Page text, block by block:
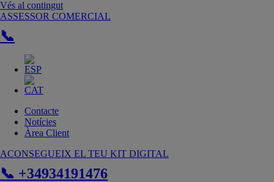
Vés al contingut
ASSESSOR COMERCIAL
📞
Contacte
Notícies
Àrea Client
ACONSEGUEIX EL TEU KIT DIGITAL
📞 +34934191476